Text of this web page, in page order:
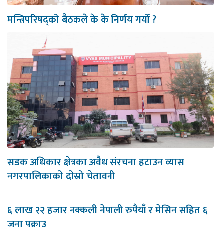
मन्त्रिपरिषद्को बैठकले के के निर्णय गर्यो ?
सडक अधिकार क्षेत्रका अवैध संरचना हटाउन व्यास
नगरपालिकाको दोस्रो चेतावनी
६ लाख २२ हजार नक्कली नेपाली रुपैयाँ र मेसिन सहित ६
जना पक्राउ